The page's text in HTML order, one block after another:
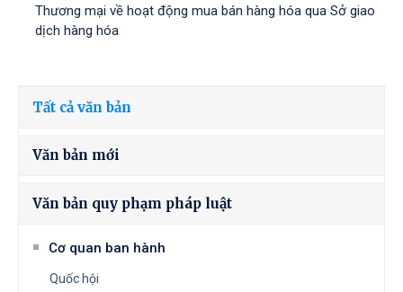
Thương mại về hoạt động mua bán hàng hóa qua Sở giao
dịch hàng hóa
Tất cả văn bản
Văn bản mới
Văn bản quy phạm pháp luật
Cơ quan ban hành
Quốc hội